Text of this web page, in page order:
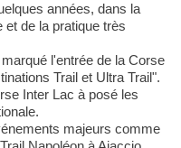
de la pratique très
l'entrée de la Corse
Trail et Ultra Trail".
Inter Lac à posé les
majeurs comme